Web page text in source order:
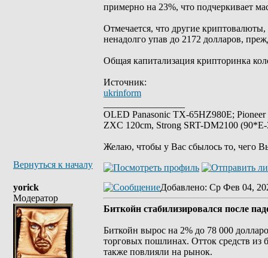
примерно на 23%, что подчеркивает
Отмечается, что другие
ненадолго упав до 2172 долларов,
Общая капитализация крипторинка
Источник:
ukrinform
OLED Panasonic TX-65HZ980E;
ZXC 120cm, Strong SRT-DM2100
Желаю, чтобы у Вас сбылось то, чего
Вернуться к началу
yorick
Модератор
Добавлено: Ср Фев 04,
Биткойн стабилизировался после
Биткойн вырос на 2% до 78 000
торговых пошлинах. Отток средств
также повлияли на рынок.